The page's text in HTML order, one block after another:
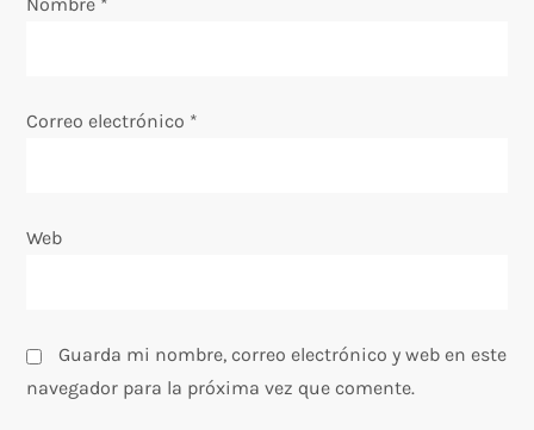
t
a
a
s
Correo electrónico *
Web
Guarda mi nombre, correo electrónico y web en este
navegador para la próxima vez que comente.